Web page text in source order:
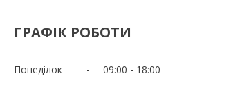
ГРАФІК РОБОТИ
Понеділок 09:00
18:00